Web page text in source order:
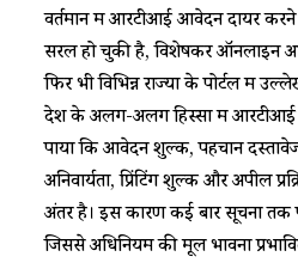
​​वर्तमान में आरटीआई आवेदन दायर करने
सरल हो चुकी है, विशेषकर ऑनलाइन
फिर भी विभिन्न राज्यों के पोर्टल में
देश के अलग-अलग हिस्सों में आरटीआई
पाया कि आवेदन शुल्क, पहचान
अनिवार्यता, प्रिंटिंग शुल्क और अपील
अंतर है। इस कारण कई बार सूचना तक
जिससे अधिनियम की मूल भावना